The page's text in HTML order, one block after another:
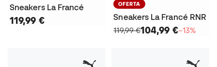
Sneakers La Francé
119,99 €
OFERTA
Sneakers La Francé RNR
119,99 €104,99 €−13%